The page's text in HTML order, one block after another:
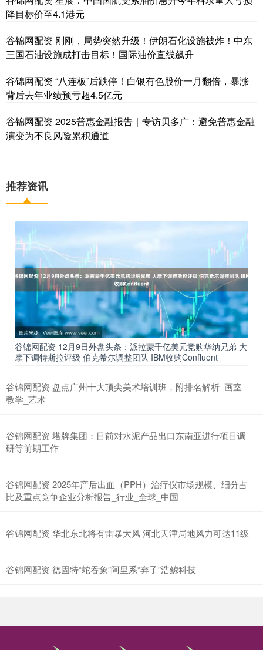
降目标价至4.1港元
谷锦网配资 刚刚，局势突然升级！伊朗石化设施被炸！中东
三国石油设施成打击目标！国际油价直线飙升
谷锦网配资 “八连板”后跌停！白银有色股价一月翻倍，暴涨
背后去年业绩预亏超4.5亿元
谷锦网配资 2025普惠金融报告｜专访贝多广：避免普惠金融
演变为不良风险累积通道
推荐资讯
谷锦网配资 12月9日外盘头条：派拉蒙千亿美元竞购华纳兄弟 大
摩下调特斯拉评级 伯克希尔调整团队 IBM收购Confluent
谷锦网配资 盘点广州十大顶尖美术培训班，附排名解析_画室_
教学_艺术
谷锦网配资 塔牌集团：目前对水泥产品出口东南亚进行项目调
研等前期工作
谷锦网配资 2025年产后出血（PPH）治疗仪市场规模、细分占
比及重点竞争企业分析报告_行业_全球_中国
谷锦网配资 华北东北将有雷暴大风 河北天津局地风力可达11级
谷锦网配资 德固特“蛇吞象”阿里系“弃子”浩鲸科技